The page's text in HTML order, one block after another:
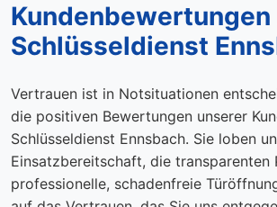
Kundenbewertungen
Schlüsseldienst
Vertrauen ist in Notsituationen
die positiven Bewertungen unserer
Schlüsseldienst Ennsbach. Sie loben
Einsatzbereitschaft, die transparenten
professionelle, schadenfreie